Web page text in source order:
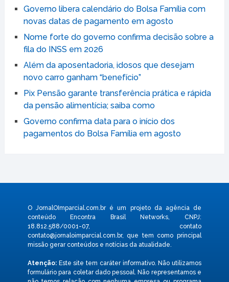
Governo libera calendário do Bolsa Família com
novas datas de pagamento em agosto
Nome forte do governo confirma decisão sobre a
fila do INSS em 2026
Além da aposentadoria, idosos que desejam
novo carro ganham “benefício”
Pix Pensão garante transferência prática e rápida
da pensão alimentícia; saiba como
Governo confirma data para o início dos
pagamentos do Bolsa Família em agosto
O JornalOImparcial.com.br é um projeto da agência de
conteúdo Encontra Brasil Networks, CNPJ:
18.812.588/0001-07, contato
contato@jornaloimparcial.com.br, que tem como principal
missão gerar conteúdos e notícias da atualidade.
Atenção:Este site tem caráter informativo. Não utilizamos
formulário para coletar dado pessoal. Não representamos e